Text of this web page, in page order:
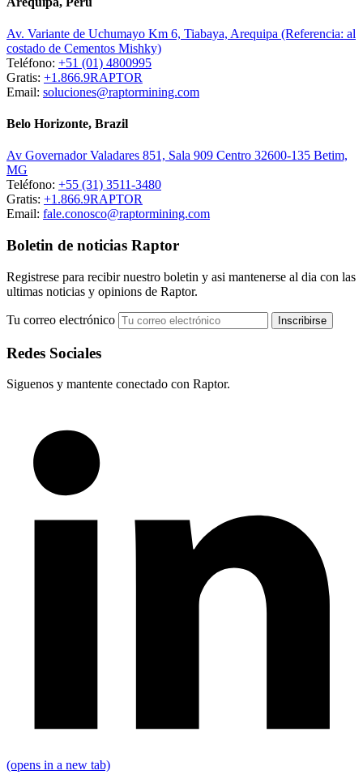
Av. Variante de Uchumayo Km 6, Tiabaya, Arequipa (Referencia: al
costado de Cementos Mishky)
Teléfono: +51 (01) 4800995
Gratis: +1.866.9RAPTOR
Email: soluciones@raptormining.com
Belo Horizonte, Brazil
Av Governador Valadares 851, Sala 909 Centro 32600-135 Betim,
MG
Teléfono: +55 (31) 3511-3480
Gratis: +1.866.9RAPTOR
Email: fale.conosco@raptormining.com
Boletin de noticias Raptor
Registrese para recibir nuestro boletin y asi mantenerse al dia con las
ultimas noticias y opinions de Raptor.
Tu correo electrónico
Redes Sociales
Siguenos y mantente conectado con Raptor.
(opens in a new tab)